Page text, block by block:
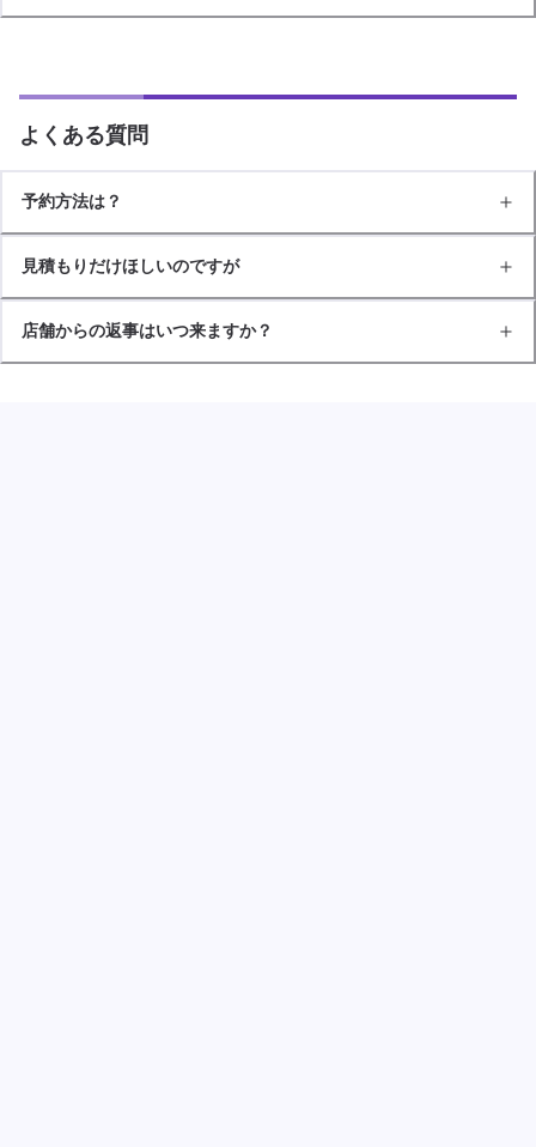
よくある質問
予約方法は？
見積もりだけほしいのですが
店舗からの返事はいつ来ますか？